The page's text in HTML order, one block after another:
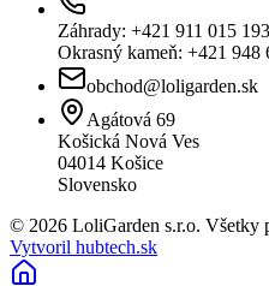
Záhrady: +421 911 015 193
Okrasný kameň: +421 948
obchod@loligarden.sk
Agátová 69
Košická Nová Ves
04014 Košice
Slovensko
© 2026 LoliGarden s.r.o. Všetky
Vytvoril hubtech.sk